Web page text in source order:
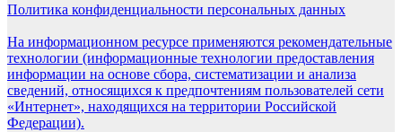
Политика конфиденциальности персональных данных
На информационном ресурсе применяются рекомендательные
технологии (информационные технологии предоставления
информации на основе сбора, систематизации и анализа
сведений, относящихся к предпочтениям пользователей сети
«Интернет», находящихся на территории Российской
Федерации).